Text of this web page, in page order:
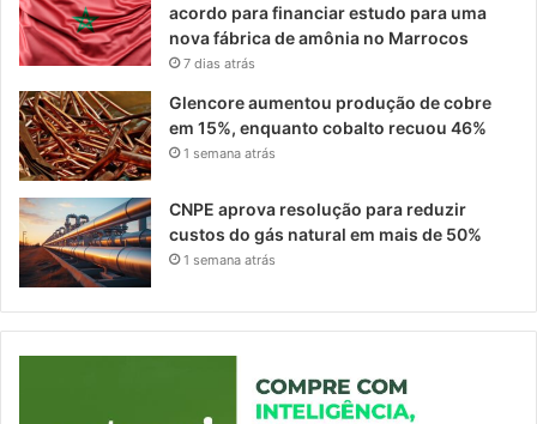
acordo para financiar estudo para uma
nova fábrica de amônia no Marrocos
7 dias atrás
Glencore aumentou produção de cobre
em 15%, enquanto cobalto recuou 46%
1 semana atrás
CNPE aprova resolução para reduzir
custos do gás natural em mais de 50%
1 semana atrás